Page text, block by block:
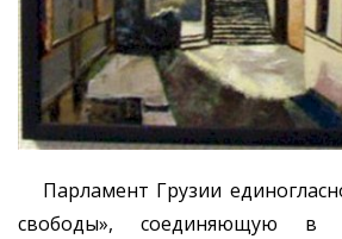
Парламент Грузии
свободы», соединяющую в